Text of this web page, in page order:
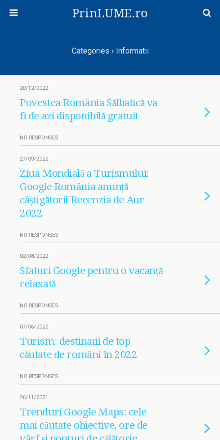
PrinLUME.ro
Categories › Informatii
20/12/2022
Povestea România Sălbatică va
fi de azi disponibilă gratuit
NO RESPONSES
27/09/2022
Ziua Mondială a Turismului:
Google România anunță
câștigătorii Recenzia de Aur
2022
NO RESPONSES
02/08/2022
Sfaturi Google pentru o vacanță
relaxată
NO RESPONSES
07/06/2022
Turism: destinații de top
căutate de români în 2022
NO RESPONSES
26/11/2021
Trenduri Google Maps: cele
mai căutate obiective, ore de